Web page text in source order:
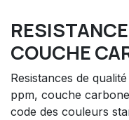
COUCHE
Resistances de
ppm, couche
code des couleurs